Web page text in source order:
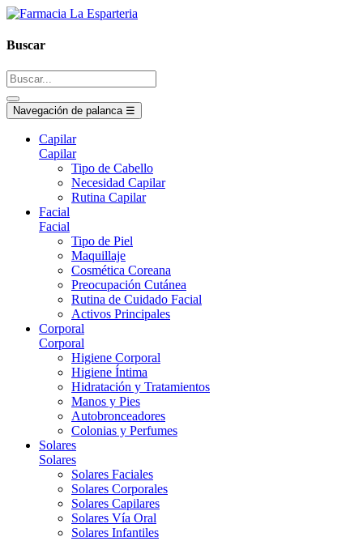
Buscar
Navegación de palanca ☰
Capilar
Capilar
Tipo de Cabello
Necesidad Capilar
Rutina Capilar
Facial
Facial
Tipo de Piel
Maquillaje
Cosmética Coreana
Preocupación Cutánea
Rutina de Cuidado Facial
Activos Principales
Corporal
Corporal
Higiene Corporal
Higiene Íntima
Hidratación y Tratamientos
Manos y Pies
Autobronceadores
Colonias y Perfumes
Solares
Solares
Solares Faciales
Solares Corporales
Solares Capilares
Solares Vía Oral
Solares Infantiles